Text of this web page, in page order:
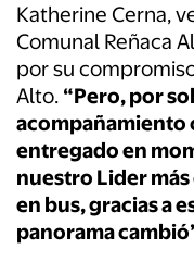
Katherine Cerna,
Comunal Reñaca
por su
Alto. “Pero, por
acompañamiento
entregado en
nuestro Lider más
en bus, gracias a
panorama